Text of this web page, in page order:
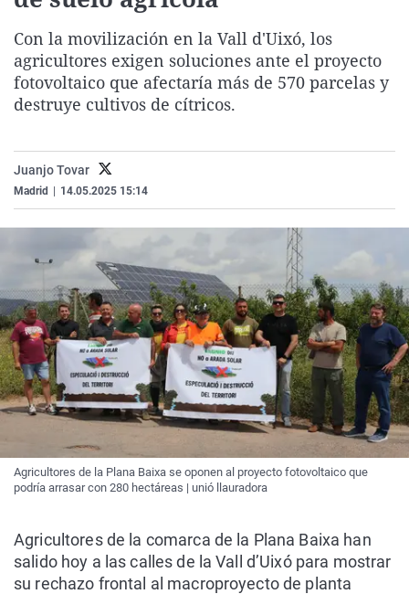
Gente viajera
Como el perro y el
Retornados
Equipo de
Galicia
La Rioja
Televisión
Elecciones
Con la movilización en la Vall d'Uixó, los
agricultores exigen soluciones ante el proyecto
fotovoltaico que afectaría más de 570 parcelas y
destruye cultivos de cítricos.
Juanjo Tovar
Madrid 14.05.2025 15:14
Agricultores de la Plana Baixa se oponen al proyecto fotovoltaico que
podría arrasar con 280 hectáreas | unió llauradora
Agricultores de la comarca de la Plana Baixa han
salido hoy a las calles de la Vall d’Uixó para mostrar
su rechazo frontal al macroproyecto de planta